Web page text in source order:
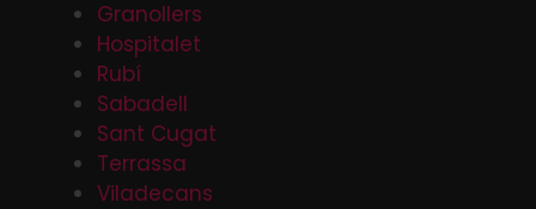
Granollers
Hospitalet
Rubí
Sabadell
Sant Cugat
Terrassa
Viladecans